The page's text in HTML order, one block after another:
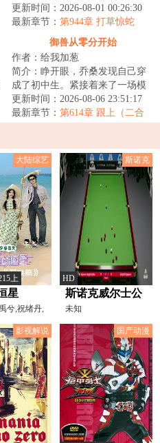
他们是扒着大伯喝血，早早被分
家，在全文末尾...
更新时间：2026-08-01 00:26:30
最新章节： 第944章 打草惊蛇
御兽从零分开始
作者：给我加葱
简介：睁开眼，乔桑发现自己穿
成了初中生。紧接着来了一场模
拟考。毕业她怕了吗？她怕
了……这考的都什么...
更新时间：2026-08-06 23:51:17
最新章节： 第614章 跟上（二合
大陆综艺
上
星
兮,祝绪丹,
斯诺克
HD
斯诺克威尔士公
开赛资格赛 伊什
普利特·辛格·查
达4-0贝帕特·斯
里帕蓬 20250204
未知
影视解说 国产动漫